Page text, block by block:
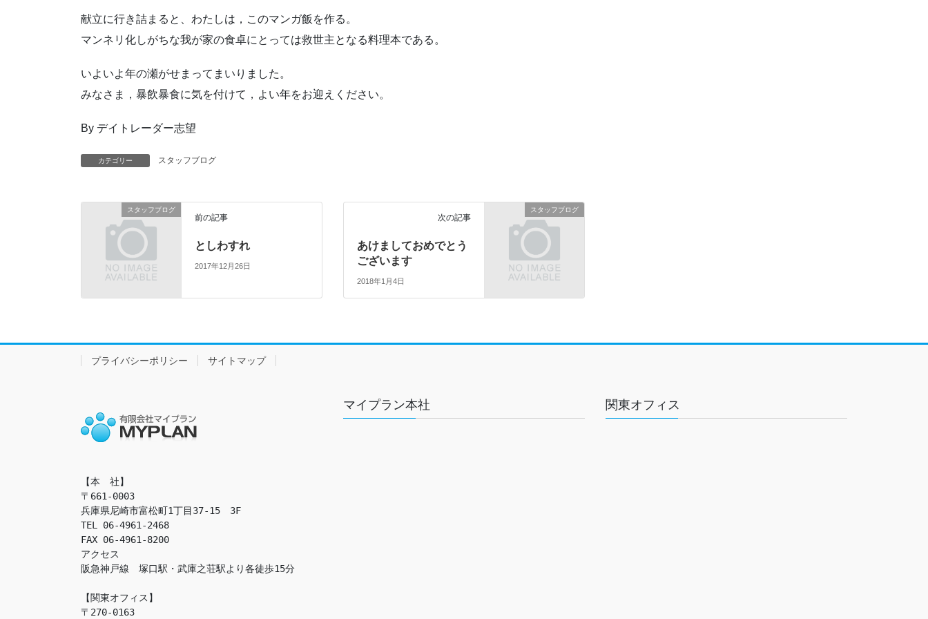
献立に行き詰まると、わたしは，このマンガ飯を作る。
マンネリ化しがちな我が家の食卓にとっては救世主となる料理本である。
いよいよ年の瀬がせまってまいりました。
みなさま，暴飲暴食に気を付けて，よい年をお迎えください。
By デイトレーダー志望
カテゴリー スタッフブログ
スタッフブログ
前の記事
としわすれ
2017年12月26日
スタッフブログ
次の記事
あけましておめでとう
ございます
2018年1月4日
プライバシーポリシー サイトマップ
【本　社】
〒661-0003
兵庫県尼崎市富松町1丁目37-15　3F
TEL 06-4961-2468
FAX 06-4961-8200
アクセス
阪急神戸線　塚口駅・武庫之荘駅より各徒歩15分
【関東オフィス】
〒270-0163
マイプラン本社 関東オフィス